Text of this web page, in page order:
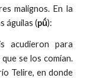
malignos. En la
águilas (pṹ):
acudieron para
se los comían.
Telire, en donde